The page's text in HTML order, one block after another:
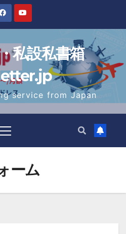
私設私書箱
service from Japan
ーム